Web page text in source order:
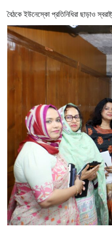
বৈঠকে ইউনেস্কো প্রতিনিধিরা ছাড়াও